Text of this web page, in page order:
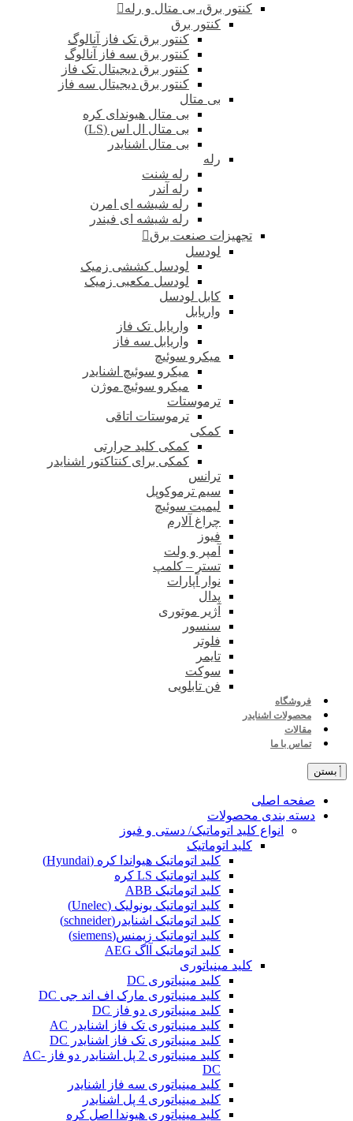
کنتور برق، بی متال و رله
کنتور برق
کنتور برق تک فاز آنالوگ
کنتور برق سه فاز آنالوگ
کنتور برق دیجیتال تک فاز
کنتور برق دیجیتال سه فاز
بی متال
بی متال هیوندای کره
بی متال ال اس (LS)
بی متال اشنایدر
رله
رله شنت
رله آندر
رله شیشه ای امرن
رله شیشه ای فیندر
تجهیزات صنعت برق
لودسل
لودسل کششی زمیک
لودسل مکعبی زمیک
کابل لودسل
واریابل
واریابل تک فاز
واریابل سه فاز
میکرو سوئیچ
میکرو سوئیچ اشنایدر
میکرو سوئیچ موژن
ترموستات
ترموستات اتاقی
کمکی
کمکی کلید حرارتی
کمکی برای کنتاکتور اشنایدر
ترانس
سیم ترموکوپل
لیمیت سوئیچ
چراغ آلارم
فیوز
آمپر و ولت
تستر – کلمپ
نوار آپارات
پدال
آژیر موتوری
سنسور
فلوتر
تایمر
سوکت
فن تابلویی
فروشگاه
محصولات اشنایدر
مقالات
تماس با ما
بستن
صفحه اصلی
دسته بندی محصولات
انواع کلید اتوماتیک/ دستی و فیوز
کلید اتوماتیک
کلید اتوماتیک هیواندا کره (Hyundai)
کلید اتوماتیک LS کره
کلید اتوماتیک ABB
کلید اتوماتیک یونولیک (Unelec)
کلید اتوماتیک اشنایدر(schneider)
کلید اتوماتیک زیمنس(siemens)
کلید اتوماتیک آاگ AEG
کلید مینیاتوری
کلید مینیاتوری DC
کلید مینیاتوری مارک اف اند جی DC
کلید مینیاتوری دو فاز DC
کلید مینیاتوری تک فاز اشنایدر AC
کلید مینیاتوری تک فاز اشنایدر DC
کلید مینیاتوری 2 پل اشنایدر دو فاز AC-
DC
کلید مینیاتوری سه فاز اشنایدر
کلید مینیاتوری 4 پل اشنایدر
کلید مینیاتوری هیوندا اصل کره